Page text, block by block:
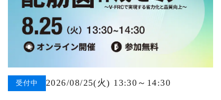
受付中 2026/08/25(火) 13:30～14:30